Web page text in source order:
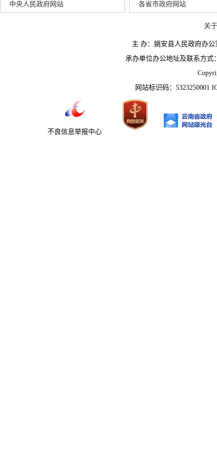
中央人民政府网站 各省市政府网站
关
主 办：姚安县人民政府办
承办单位办公地址及联系方式
网站标识码：5323250001
不良信息举报中心